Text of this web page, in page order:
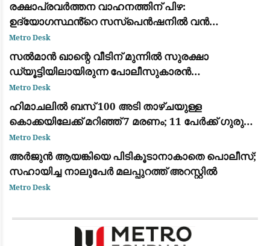
രക്ഷാപ്രവർത്തന വാഹനത്തിന് പിഴ:
ഉദ്യോഗസ്ഥൻ്റെ സസ്പെൻഷനിൽ വൻ
പ്രതിഷേധം; നടപടി പിൻവലിക്കണമെന്ന് ആവശ്യം
Metro Desk
സൽമാൻ ഖാന്റെ വീടിന് മുന്നിൽ സുരക്ഷാ
ഡ്യൂട്ടിയിലായിരുന്ന പോലീസുകാരൻ
ഹൃദയാഘാതം മൂലം മരിച്ചു
Metro Desk
ഹിമാചലിൽ ബസ് 100 അടി താഴ്ചയുള്ള
കൊക്കയിലേക്ക് മറിഞ്ഞ് 7 മരണം; 11 പേർക്ക് ഗുരുതര
പരിക്ക്
Metro Desk
അർജുൻ ആയങ്കിയെ പിടികൂടാനാകാതെ പൊലീസ്;
സഹായിച്ച നാലുപേർ മലപ്പുറത്ത് അറസ്റ്റിൽ
Metro Desk